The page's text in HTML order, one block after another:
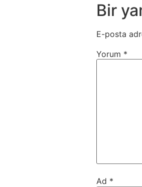
Bir
E-posta
Yorum *
Ad *